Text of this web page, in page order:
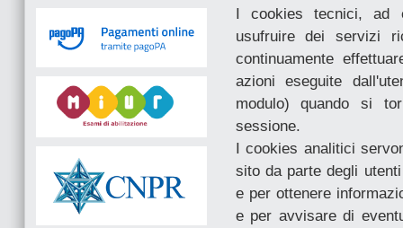
I cookies tecnici, ad
usufruire dei servizi
continuamente
azioni eseguite
modulo) quando si
sessione.
I cookies analitici
sito da parte degli
e per ottenere
e per avvisare di